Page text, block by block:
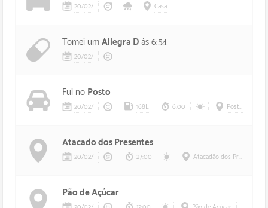
20/02/ Casa
Tomei umAllegra Dàs 6:54
20/02/
Fui no Posto
20/02/ 168L 6:00 Posto
Atacado dos Presentes
20/02/ 27:00 Atacadão dos Presentes
Pão de Açúcar